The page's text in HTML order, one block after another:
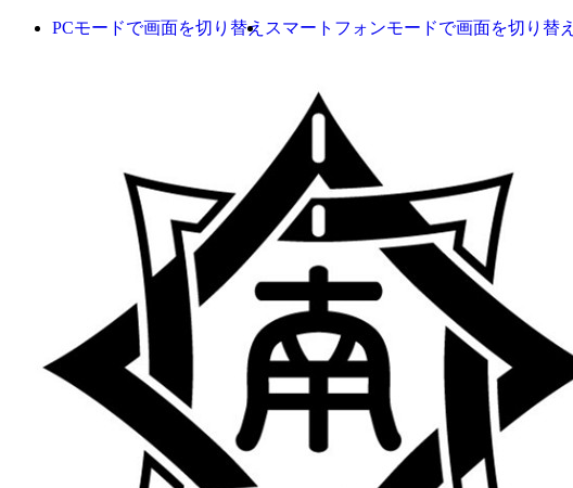
PCモードで画面を切り替え スマートフォンモードで画面を切り替え